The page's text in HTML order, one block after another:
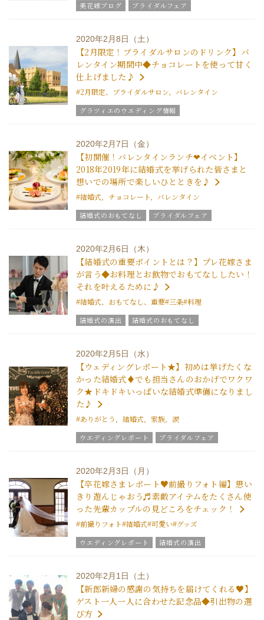
美花嫁ブログ
ブライダルフェア
結婚式の豆知識
ウエディングスタッフｖｏｉｃｅ
2020年2月8日（土）
【2月限定！ブライダルサロンのドリンク】バ
レンタイン期間中◆チョコレートを使って甘く
仕上げました♪
#2月限定、ブライダルサロン、バレンタイン
グラツィエのウエディング情報
チームグラツィエメンバー
2020年2月7日（金）
【初開催！バレンタインランチ❤イベント】
2018年2019年に結婚式を挙げられた皆さまと
想いでの場所で楽しいひとときを♪
#結婚式，チョコレート，バレンタイン
結婚式のおもてなし
ブライダルフェア
ウエディングスタッフｖｏｉｃｅ
グラツィエについて
2020年2月6日（木）
【結婚式の重要ポイントとは？】プレ花嫁さま
が言う◆お料理とお飲物でおもてなししたい！
それを叶えるために♪
#結婚式、おもてなし、重要#三条#料理
結婚式の演出
結婚式のおもてなし
ウエディングスタッフｖｏｉｃｅ
2020年2月5日（水）
【ウェディングレポート★】初めは挙げたくな
かった結婚式♦でも担当さんのおかげでワクワ
ク★ドキドキいっぱいな結婚式準備になりまし
た♪
#ありがとう，結婚式，家族，涙
ウエディングレポート
ブライダルフェア
ウエディングスタッフｖｏｉｃｅ
2020年2月3日（月）
【卒花嫁さまレポート♥前撮りフォト編】思い
きり遊んじゃおう♬素敵アイテムをたくさん使
った先輩カップルの見どころをチェック！
#前撮りフォト#結婚式#可愛い#グッズ
ウエディングレポート
結婚式の演出
グラツィエのウエディング情報
ウエディングスタッフｖｏｉｃｅ
2020年2月1日（土）
【新郎新婦の感謝の気持ちを届けてくれる♥】
ゲスト一人一人に合わせた記念品◆引出物の選
び方